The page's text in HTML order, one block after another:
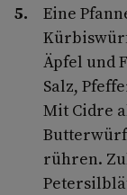
Eine
Äpfel und
Salz,
Mit Cidre
rühren.